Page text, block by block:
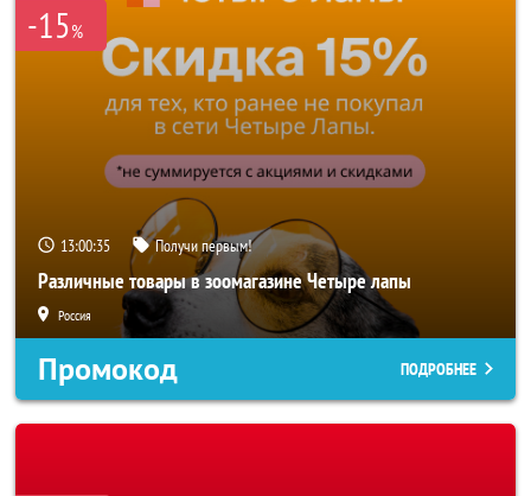
-15%
13:00:33 Получи первым!
Различные товары в зоомагазине Четыре лапы
Россия
Промокод ПОДРОБНЕЕ